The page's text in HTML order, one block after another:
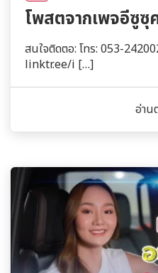
โพสตจากเพจอีซูซุ
สนใจติดตอ: โทร: 053-
linktr.ee/i […]
อ่าน